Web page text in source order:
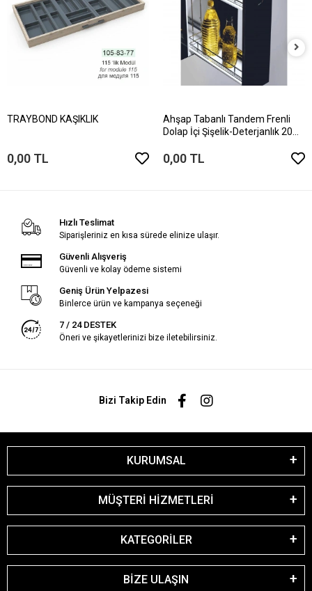
TRAYBOND KAŞIKLIK
0,00 TL
Ahşap Tabanlı Tandem Frenli
Dolap İçi Şişelik-Deterjanlık 20
0,00 TL
Hızlı Teslimat
Siparişleriniz en kısa sürede elinize ulaşır.
Güvenli Alışveriş
Güvenli ve kolay ödeme sistemi
Geniş Ürün Yelpazesi
Binlerce ürün ve kampanya seçeneği
7 / 24 DESTEK
Öneri ve şikayetlerinizi bize iletebilirsiniz.
Bizi Takip Edin
KURUMSAL
MÜŞTERİ HİZMETLERİ
KATEGORİLER
BİZE ULAŞIN